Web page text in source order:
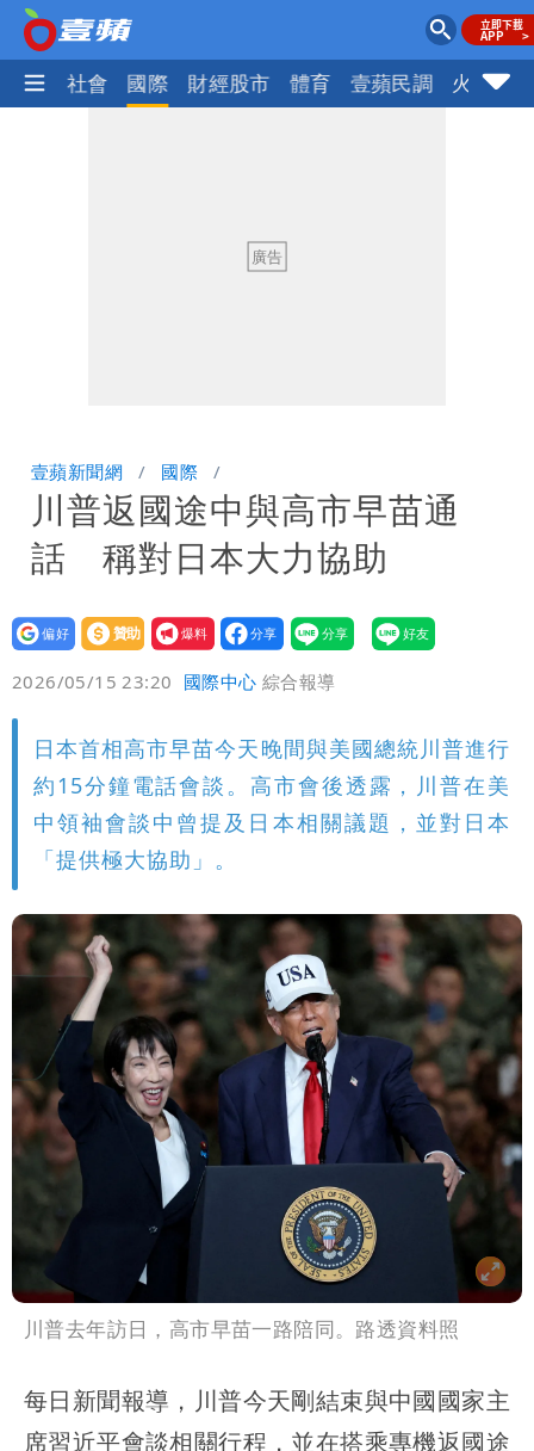
政治 社會 國際 財經股市 體育 壹蘋民調 火線話
壹蘋新聞網 國際
川普返國途中與高市早苗通
話 稱對日本大力協助
設為
贊助
我要
爆料
2026/05/15 23:20 國際中心 綜合報導
日本首相高市早苗今天晚間與美國總統川普進行
約15分鐘電話會談。高市會後透露，川普在美
中領袖會談中曾提及日本相關議題，並對日本
「提供極大協助」。
川普去年訪日，高市早苗一路陪同。路透資料照
每日新聞報導，川普今天剛結束與中國國家主
席習近平會談相關行程，並在搭乘專機返國途